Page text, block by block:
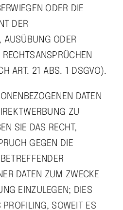
ODER DIE
DER
AUSÜBUNG ODER
ART. 21 ABS. 1 DSGVO).
DATEN
ZU
SIE DAS RECHT,
GEGEN DIE
DATEN ZUM ZWECKE
EINZULEGEN; DIES
SOWEIT ES